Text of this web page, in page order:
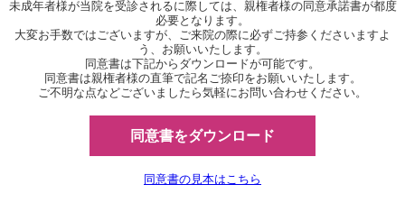
未成年者様が当院を受診されるに際しては、親権者様の同意承諾書が都度
必要となります。
大変お手数ではございますが、ご来院の際に必ずご持参くださいますよ
う、お願いいたします。
同意書は下記からダウンロードが可能です。
同意書は親権者様の直筆で記名ご捺印をお願いいたします。
ご不明な点などございましたら気軽にお問い合わせください。
同意書をダウンロード
同意書の見本はこちら